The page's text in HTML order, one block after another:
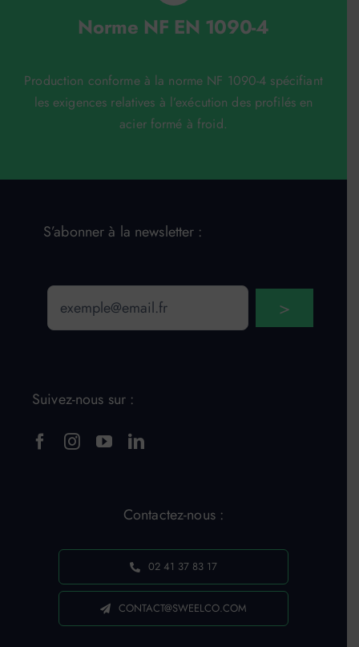
Norme NF EN 1090-4
Production conforme à la norme NF 1090-4 spécifiant
les exigences relatives à l’exécution des profilés en
acier formé à froid.
S’abonner à la newsletter :
Email
>
Suivez-nous sur :
Contactez-nous :
02 41 37 83 17
CONTACT@SWEELCO.COM